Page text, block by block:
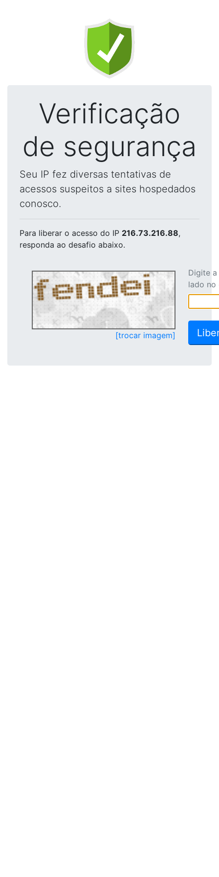
Verificação
de segurança
Seu IP fez diversas tentativas de
acessos suspeitos a sites hospedados
conosco.
Para liberar o acesso do IP 216.73.216.88,
responda ao desafio abaixo.
[trocar imagem]
Digite
lado no